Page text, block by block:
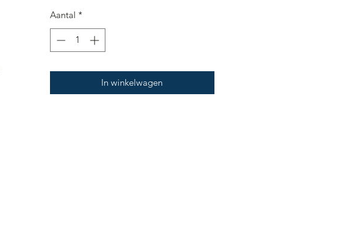
Aantal *
In winkelwagen